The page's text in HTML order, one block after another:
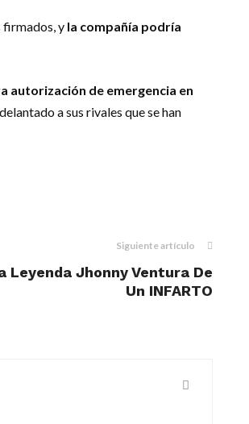
firmados, y la compañía podría
autorización de emergencia en
a sus rivales que se han
Siguiente artículo
Leyenda Jhonny Ventura De
Un INFARTO